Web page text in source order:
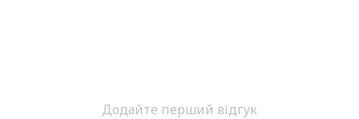
Додайте перший відгук